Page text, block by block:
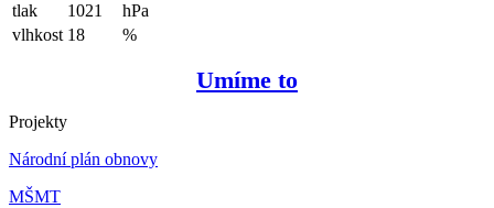
tlak
1021
hPa
vlhkost 18 %
Umíme to
Projekty
Národní plán obnovy
MŠMT